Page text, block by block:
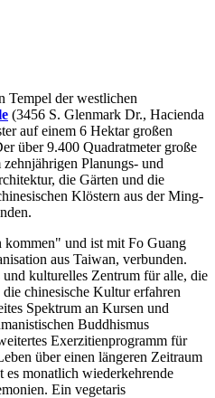
Tempel der westlichen
(3456 S. Glenmark Dr., Hacienda
auf einem 6 Hektar großen
über 9.400 Quadratmeter große
Planungs- und
die Gärten und die
Klöstern aus der Ming-
kommen" und ist mit Fo Guang
aus Taiwan, verbunden.
kulturelles Zentrum für alle, die
chinesische Kultur erfahren
Spektrum an Kursen und
Buddhismus
Exerzitienprogramm für
über einen längeren Zeitraum
es monatlich wiederkehrende
Ein vegetaris